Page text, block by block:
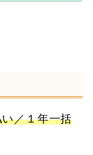
／１年一括